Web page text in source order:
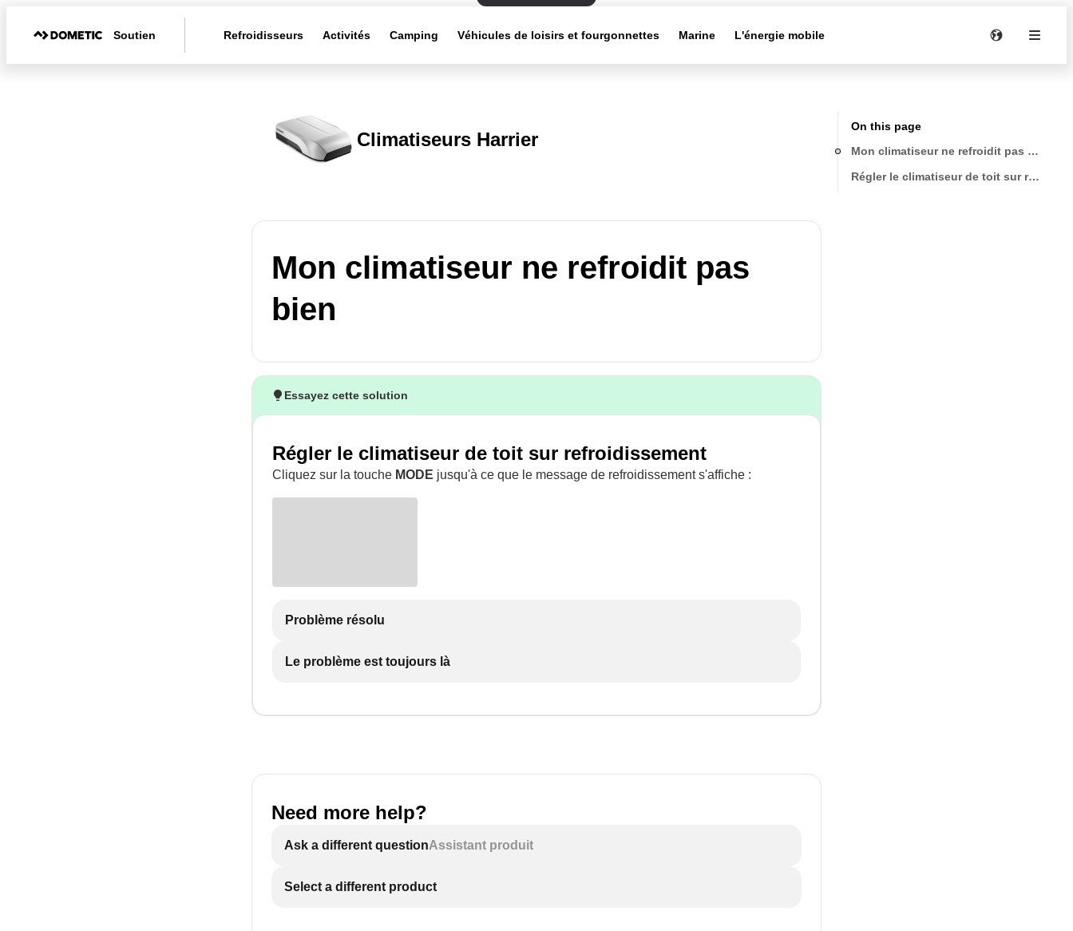
Soutien Refroidisseurs Activités Camping Véhicules de loisirs et fourgonnettes Marine L'énergie mobile
Climatiseurs Harrier
Mon climatiseur ne refroidit pas
bien
Essayez cette solution
Régler le climatiseur de toit sur refroidissement
Cliquez sur la touche MODE jusqu'à ce que le message de refroidissement s'affiche :
Problème résolu
Le problème est toujours là
Need more help?
Ask a different questionAssistant produit
Select a different product
On this page
Mon climatiseur ne refroidit pas bien
Régler le climatiseur de toit sur